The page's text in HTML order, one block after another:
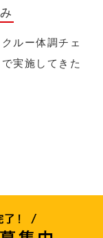
ルー体調チェ
実施してきた